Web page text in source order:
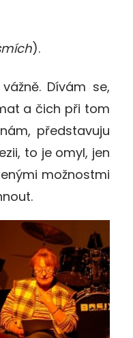
).
Dívám se,
a čich při tom
představuju
to je omyl, jen
možnostmi